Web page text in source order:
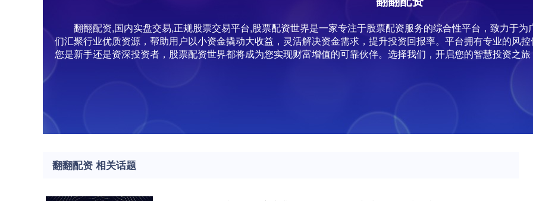
翻翻配资,国内实盘交易,正规股票交易平台,股票配资世界是一家专注于股票配资服务的综合性平台，致力于
们汇聚行业优质资源，帮助用户以小资金撬动大收益，灵活解决资金需求，提升投资回报率。平台拥有专业的风
您是新手还是资深投资者，股票配资世界都将成为您实现财富增值的可靠伙伴。选择我们，开启您的智慧投资之旅
翻翻配资 相关话题